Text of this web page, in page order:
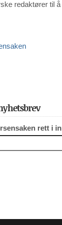
redaktører til
rett i